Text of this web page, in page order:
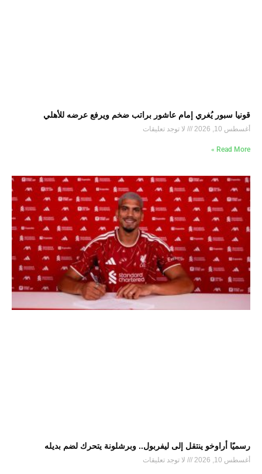
قونيا سبور يُغري إمام عاشور براتب ضخم ويرفع عرضه للأهلي
أغسطس 10, 2026 لا توجد تعليقات
Read More »
رسميًا أراوخو ينتقل إلى ليفربول.. وبرشلونة يتحرك لضم بديله
أغسطس 10, 2026 لا توجد تعليقات